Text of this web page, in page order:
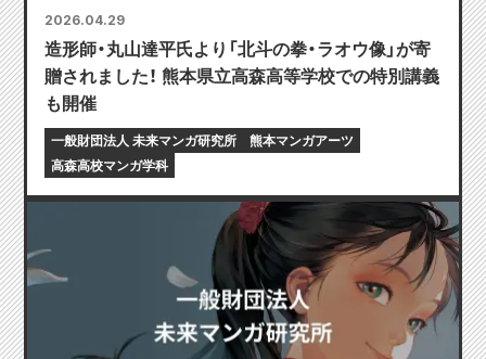
2026.04.29
造形師・丸山達平氏より「北斗の拳・ラオウ像」が寄
贈されました！ 熊本県立高森高等学校での特別講義
も開催
一般財団法人 未来マンガ研究所
熊本マンガアーツ
高森高校マンガ学科